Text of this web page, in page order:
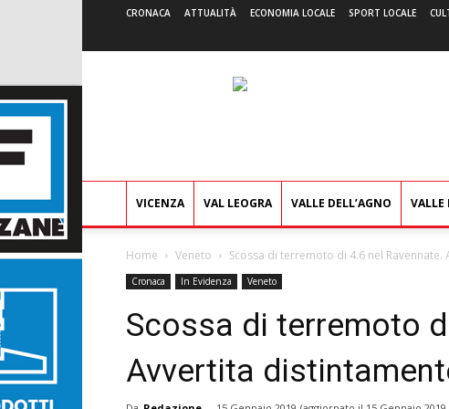
CRONACA ATTUALITÀ ECONOMIA LOCALE SPORT LOCALE
VICENZA VAL LEOGRA VALLE DELL’AGNO VALLE
Home Veneto Scossa di terremoto di 4.6 nel
Cronaca In Evidenza Veneto
Scossa di terremoto
Avvertita